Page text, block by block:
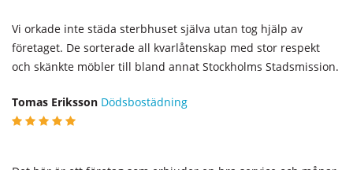
Vi orkade inte städa sterbhuset själva utan tog hjälp av
företaget. De sorterade all kvarlåtenskap med stor respekt
och skänkte möbler till bland annat Stockholms Stadsmission.
Tomas Eriksson Dödsbostädning